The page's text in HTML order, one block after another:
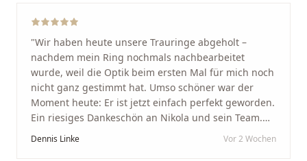
"Wir haben heute unsere Trauringe abgeholt –
nachdem mein Ring nochmals nachbearbeitet
wurde, weil die Optik beim ersten Mal für mich noch
nicht ganz gestimmt hat. Umso schöner war der
Moment heute: Er ist jetzt einfach perfekt geworden.
Ein riesiges Dankeschön an Nikola und sein Team.
Vom ersten Termin an wurden wir jedes Mal
Dennis Linke Vor 2 Wochen